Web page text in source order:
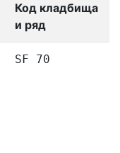
Код кладбища
и ряд
SF 70